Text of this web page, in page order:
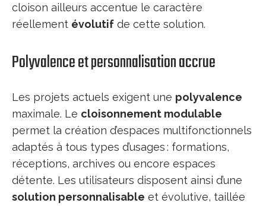
cloison ailleurs accentue le caractère
réellement évolutif de cette solution.
Polyvalence et personnalisation accrue
Les projets actuels exigent une polyvalence
maximale. Le cloisonnement modulable
permet la création d’espaces multifonctionnels
adaptés à tous types d’usages : formations,
réceptions, archives ou encore espaces
détente. Les utilisateurs disposent ainsi d’une
solution personnalisable et évolutive, taillée